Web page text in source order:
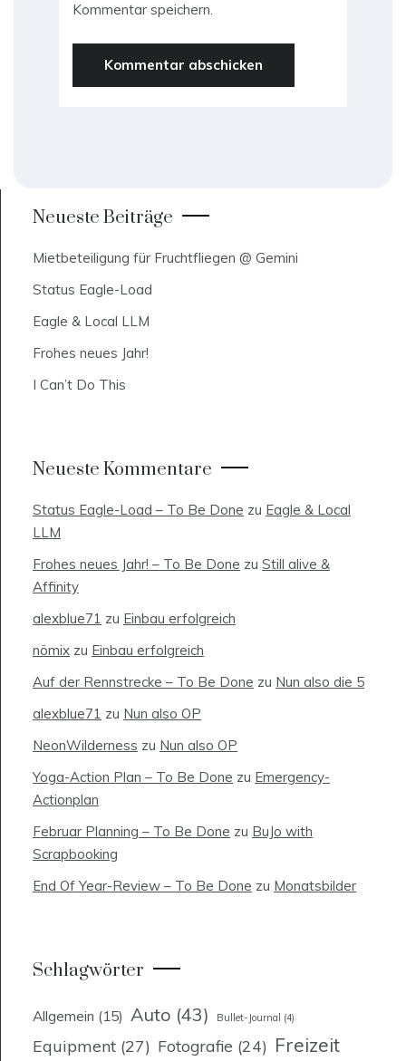
Kommentar speichern.
Neueste Beiträge
Mietbeteiligung für Fruchtfliegen @ Gemini
Status Eagle-Load
Eagle & Local LLM
Frohes neues Jahr!
I Can’t Do This
Neueste Kommentare
Status Eagle-Load – To Be Done zu Eagle & Local
LLM
Frohes neues Jahr! – To Be Done zu Still alive &
Affinity
alexblue71 zu Einbau erfolgreich
nömix zu Einbau erfolgreich
Auf der Rennstrecke – To Be Done zu Nun also die 5
alexblue71 zu Nun also OP
NeonWilderness zu Nun also OP
Yoga-Action Plan – To Be Done zu Emergency-
Actionplan
Februar Planning – To Be Done zu BuJo with
Scrapbooking
End Of Year-Review – To Be Done zu Monatsbilder
Schlagwörter
Allgemein (15) Auto (43) Bullet-Journal (4)
Equipment (27) Fotografie (24) Freizeit